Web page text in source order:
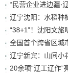
“民营企业进边疆·
辽宁沈阳：水稻种
辽宁新宾：山间小
20余项“辽工辽作”